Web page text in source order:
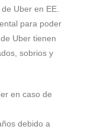
Uber en EE.
para poder
Uber tienen
sobrios y
en caso de
debido a